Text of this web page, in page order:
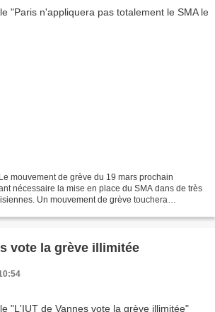
mouvement de grève du 19 mars prochain
nécessaire la mise en place du SMA dans de très
Un mouvement de grève touchera
vote la grève illimitée